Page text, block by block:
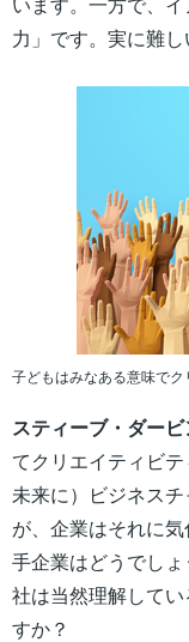
います。一方で、
力」です。実に難し
子どもはみなある意味でク
スティーブ・ダービ
てクリエイティビ
未来に）ビジネス
が、企業はそれに
手企業はどうでし
社は当然理解して
すか？